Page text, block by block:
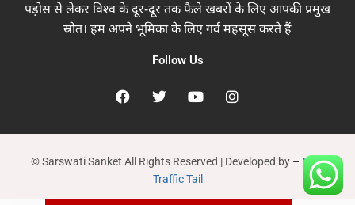
पड़ोस से लेकर विश्व के दूर-दूर तक फैले खबरों के लिए आपकी प्रमुख
स्रोत। हम अपने भूमिका के लिए गर्व महसूस करते हैं
Follow Us
© Sarswati Sanket All Rights Reserved | Developed by – New
Traffic Tail